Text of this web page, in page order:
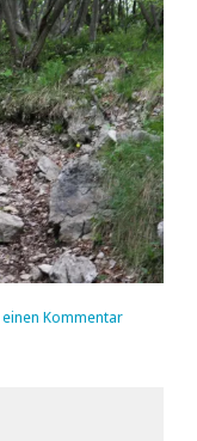
einen Kommentar